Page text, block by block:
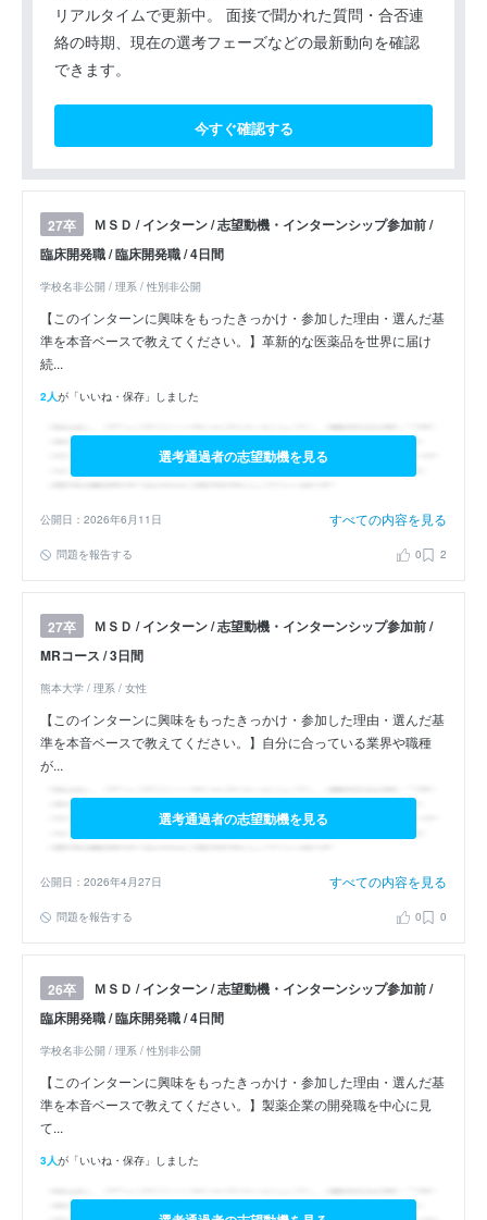
リアルタイムで更新中。 面接で聞かれた質問・合否連
絡の時期、現在の選考フェーズなどの最新動向を確認
できます。
今すぐ確認する
27卒
ＭＳＤ / インターン / 志望動機・インターンシップ参加前 /
臨床開発職 / 臨床開発職 / 4日間
学校名非公開 / 理系 / 性別非公開
【このインターンに興味をもったきっかけ・参加した理由・選んだ基
準を本音ベースで教えてください。】革新的な医薬品を世界に届け
続...
2人が「いいね・保存」しました
選考通過者の志望動機を見る
公開日：2026年6月11日 すべての内容を見る
問題を報告する 0 2
27卒
ＭＳＤ / インターン / 志望動機・インターンシップ参加前 /
MRコース / 3日間
熊本大学 / 理系 / 女性
【このインターンに興味をもったきっかけ・参加した理由・選んだ基
準を本音ベースで教えてください。】自分に合っている業界や職種
が...
選考通過者の志望動機を見る
公開日：2026年4月27日 すべての内容を見る
問題を報告する 0 0
26卒
ＭＳＤ / インターン / 志望動機・インターンシップ参加前 /
臨床開発職 / 臨床開発職 / 4日間
学校名非公開 / 理系 / 性別非公開
【このインターンに興味をもったきっかけ・参加した理由・選んだ基
準を本音ベースで教えてください。】製薬企業の開発職を中心に見
て...
3人が「いいね・保存」しました